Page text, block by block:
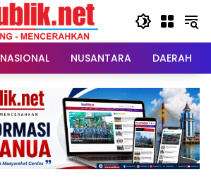
NASIONAL NUSANTARA DAERAH